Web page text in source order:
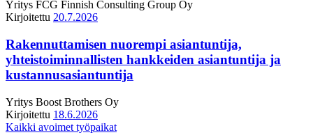
Yritys FCG Finnish Consulting Group Oy
Kirjoitettu 20.7.2026
Rakennuttamisen nuorempi asiantuntija,
yhteistoiminnallisten hankkeiden asiantuntija ja
kustannusasiantuntija
Yritys Boost Brothers Oy
Kirjoitettu 18.6.2026
Kaikki avoimet työpaikat